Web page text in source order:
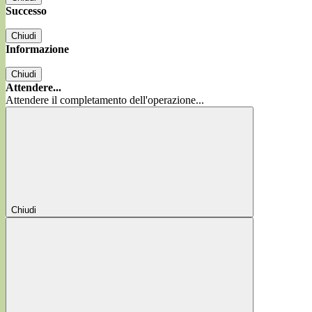
Successo
Chiudi
Informazione
Chiudi
Attendere...
Attendere il completamento dell'operazione...
Chiudi